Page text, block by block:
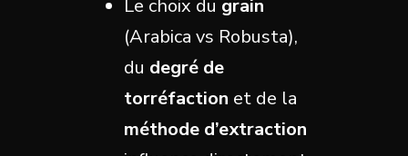
Le choix du grain
(Arabica vs Robusta),
du degré de
torréfaction et de la
méthode d’extraction